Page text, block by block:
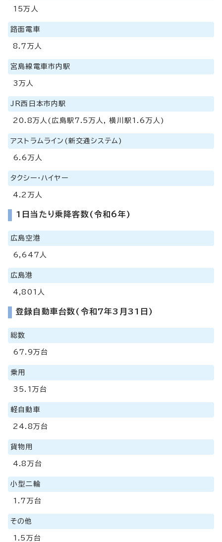
15万人
路面電車
8.7万人
宮島線電車市内駅
3万人
JR西日本市内駅
20.8万人(広島駅7.5万人, 横川駅1.6万人)
アストラムライン(新交通システム)
6.6万人
タクシー・ハイヤー
4.2万人
1日当たり乗降客数(令和6年)
広島空港
6,647人
広島港
4,801人
登録自動車台数(令和7年3月31日)
総数
67.9万台
乗用
35.1万台
軽自動車
24.8万台
貨物用
4.8万台
小型二輪
1.7万台
その他
1.5万台